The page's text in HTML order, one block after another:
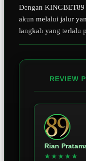
Dengan
akun melalui jalur
langkah yang terlalu
REVIEW
Rian
★★★★★